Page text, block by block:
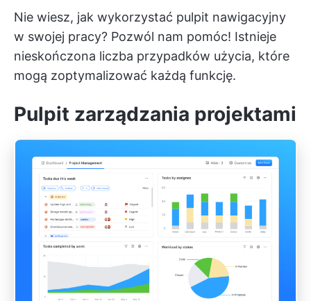
Nie wiesz, jak wykorzystać pulpit nawigacyjny
w swojej pracy? Pozwól nam pomóc! Istnieje
nieskończona liczba przypadków użycia, które
mogą zoptymalizować każdą funkcję.
Pulpit zarządzania projektami